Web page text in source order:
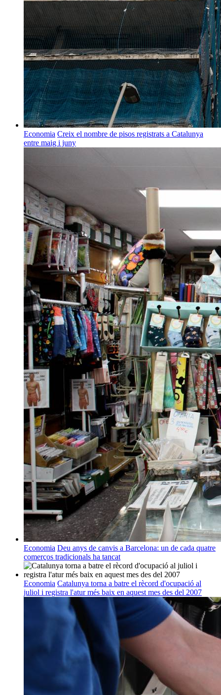
Economia Creix el nombre de pisos registrats a Catalunya
entre maig i juny
Economia Deu anys de canvis a Barcelona: un de cada quatre
comerços tradicionals ha tancat
Economia Catalunya torna a batre el rècord d'ocupació al
juliol i registra l'atur més baix en aquest mes des del 2007